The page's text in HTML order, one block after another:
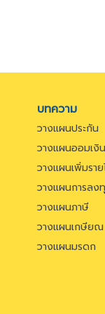
บทความ
วางแผนประกัน
วางแผนออมเงิน
วางแผนเพิ่มรา
วางแผนการลง
วางแผนภาษี
วางแผนเกษียณ
วางแผนมรดก